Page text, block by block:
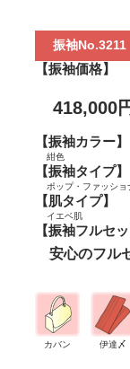
振袖No.3211
【振袖価格】
418,000
【振袖カラー】
紺色
【振袖タイプ】
ポップ・ファッショ
【肌タイプ】
イエベ肌
【振袖フルセ
安心のフル
カバン 伊達〆